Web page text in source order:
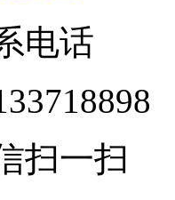
电话
扫一扫